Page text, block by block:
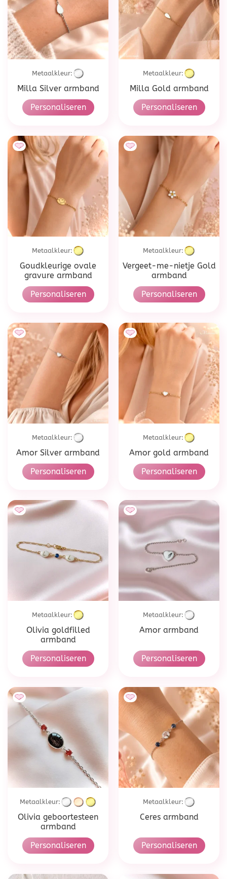
Metaalkleur:
Milla Silver armband
Personaliseren
Metaalkleur:
Milla Gold armband
Personaliseren
Metaalkleur:
Goudkleurige ovale
gravure armband
Personaliseren
Metaalkleur:
Vergeet-me-nietje Gold
armband
Personaliseren
Metaalkleur:
Amor Silver armband
Personaliseren
Metaalkleur:
Amor gold armband
Personaliseren
Metaalkleur:
Olivia goldfilled
armband
Personaliseren
Metaalkleur:
Amor armband
Personaliseren
Metaalkleur:
Olivia geboortesteen
armband
Personaliseren
Metaalkleur:
Ceres armband
Personaliseren